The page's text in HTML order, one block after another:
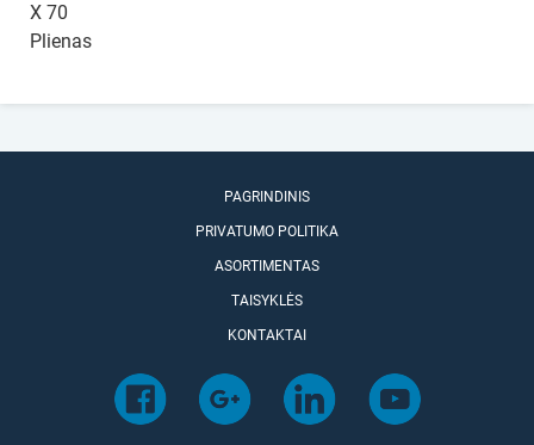
X 70
Plienas
PAGRINDINIS
PRIVATUMO POLITIKA
ASORTIMENTAS
TAISYKLĖS
KONTAKTAI